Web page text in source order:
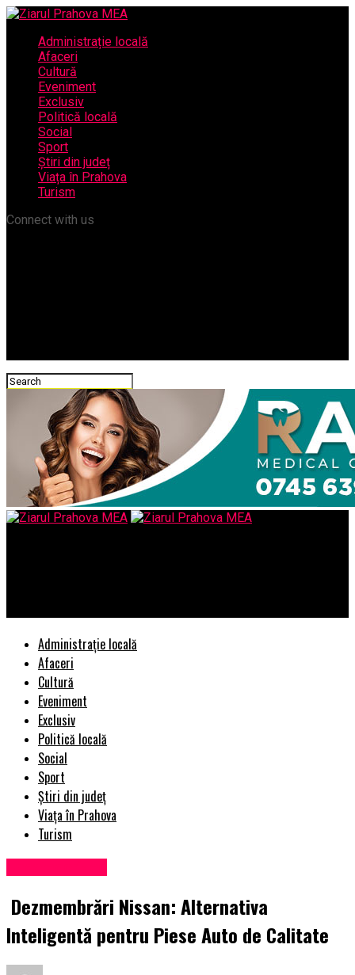
Administrație locală
Afaceri
Cultură
Eveniment
Exclusiv
Politică locală
Social
Sport
Știri din județ
Viața în Prahova
Turism
Connect with us
Administrație locală
Afaceri
Cultură
Eveniment
Exclusiv
Politică locală
Social
Sport
Știri din județ
Viața în Prahova
Turism
Dezmembrări Nissan: Alternativa
Inteligentă pentru Piese Auto de Calitate